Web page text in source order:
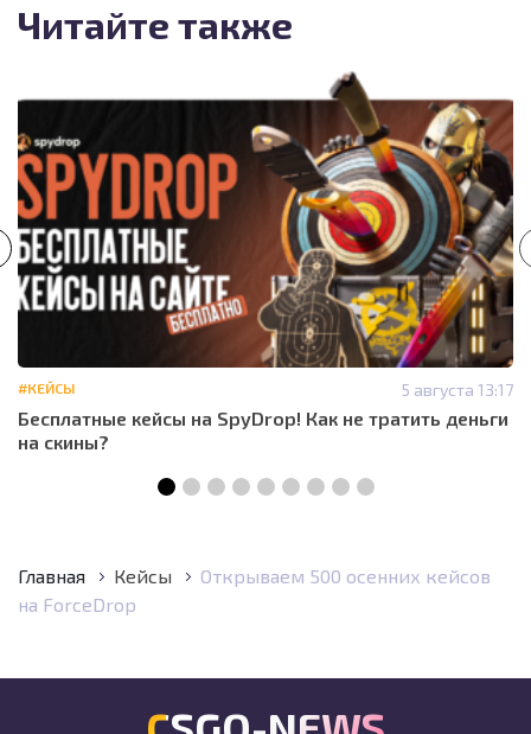
Читайте также
#КЕЙСЫ 5 августа 13:17
Бесплатные кейсы на SpyDrop! Как не тратить деньги
на скины?
Главная Кейсы
Открываем 500 осенних кейсов
на ForceDrop